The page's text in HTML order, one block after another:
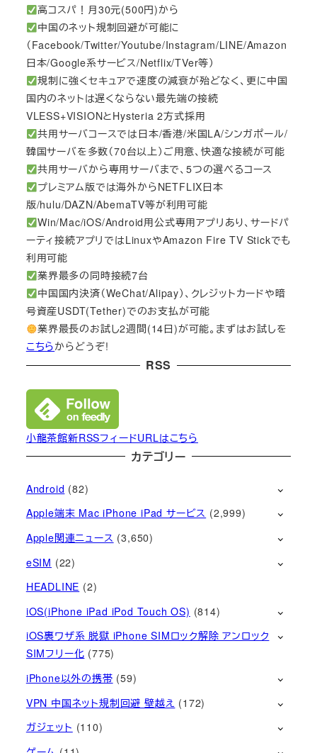
高コスパ！月30元(500円)から
中国のネット規制回避が可能に
（Facebook/Twitter/Youtube/Instagram/LINE/Amazon
日本/Google系サービス/Netflix/TVer等）
規制に強くセキュアで速度の減衰が殆どなく、更に中国
国内のネットは遅くならない最先端の接続
VLESS+VISIONとHysteria 2方式採用
共用サーバコースでは日本/香港/米国LA/シンガポール/
韓国サーバを多数（70台以上）ご用意、快適な接続が可能
共用サーバから専用サーバまで、5つの選べるコース
プレミアム版では海外からNETFLIX日本
版/hulu/DAZN/AbemaTV等が利用可能
Win/Mac/iOS/Android用公式専用アプリあり、サードパ
ーティ接続アプリではLinuxやAmazon Fire TV Stickでも
利用可能
業界最多の同時接続7台
中国国内決済（WeChat/Alipay）、クレジットカードや暗
号資産USDT(Tether)でのお支払が可能
業界最長のお試し2週間(14日)が可能。まずはお試しを
こちらからどうぞ!
RSS
小龍茶館新RSSフィードURLはこちら
カテゴリー
Android (82)
Apple端末 Mac iPhone iPad サービス (2,999)
Apple関連ニュース (3,650)
eSIM (22)
HEADLINE (2)
iOS(iPhone iPad iPod Touch OS) (814)
iOS裏ワザ系 脱獄 iPhone SIMロック解除 アンロック
SIMフリー化 (775)
iPhone以外の携帯 (59)
VPN 中国ネット規制回避 壁越え (172)
ガジェット (110)